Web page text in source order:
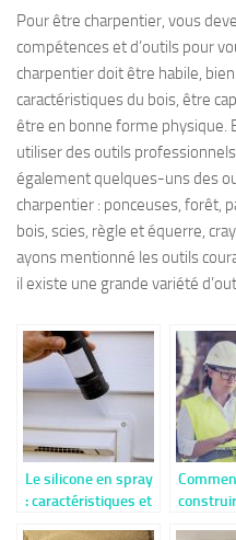
Pour être charpentier, vous
compétences et d’outils pour
charpentier doit être habile,
caractéristiques du bois, être
être en bonne forme physique.
utiliser des outils
également quelques-uns des
charpentier : ponceuses, forêt,
bois, scies, règle et équerre,
ayons mentionné les outils
il existe une grande variété
Le silicone en spray
: caractéristiques et